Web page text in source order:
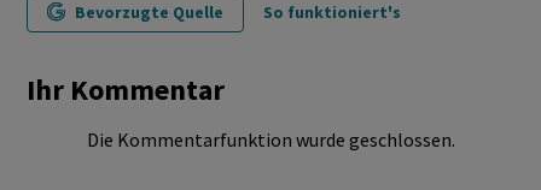
Bevorzugte Quelle So funktioniert's
Ihr Kommentar
Die Kommentarfunktion wurde geschlossen.